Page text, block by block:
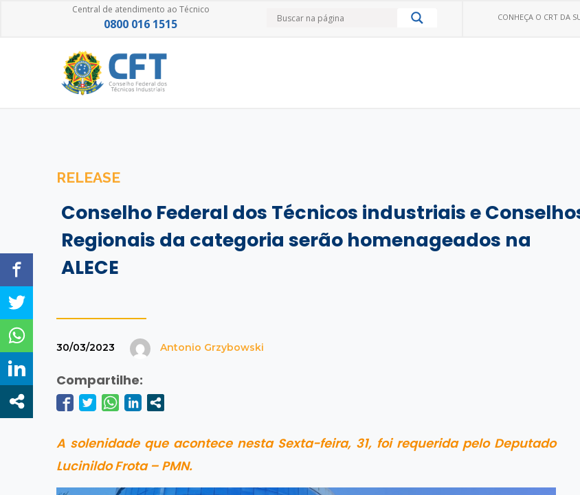
Central de atendimento ao Técnico
0800 016 1515 CONHEÇA O CRT DA
RELEASE
Conselho Federal dos Técnicos industriais e
Regionais da categoria serão homenageados na
ALECE
30/03/2023 Antonio Grzybowski
Compartilhe:
A solenidade que acontece nesta Sexta-feira, 31, foi requerida pelo Deputado
Lucinildo Frota – PMN.